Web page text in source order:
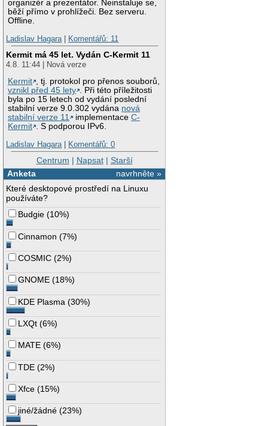
organizér a prezentátor. Neinstaluje se,
běží přímo v prohlížeči. Bez serveru.
Offline.
Ladislav Hagara| Komentářů: 11
Kermit má 45 let. Vydán C-Kermit 11
4.8. 11:44 | Nová verze
Kermit , tj. protokol pro přenos souborů,
vznikl před 45 lety . Při této příležitosti
byla po 15 letech od vydání poslední
stabilní verze 9.0.302 vydána nová
stabilní verze 11
implementaceC-
Kermit . S podporou IPv6.
Ladislav Hagara| Komentářů: 0
Centrum | Napsat| Starší
navrhněte »
Anketa
Které desktopové prostředí na Linuxu
používáte?
Budgie (10%)
Cinnamon (7%)
COSMIC (2%)
GNOME (18%)
KDE Plasma (30%)
LXQt (6%)
MATE (6%)
TDE (2%)
Xfce (15%)
jiné/žádné (23%)